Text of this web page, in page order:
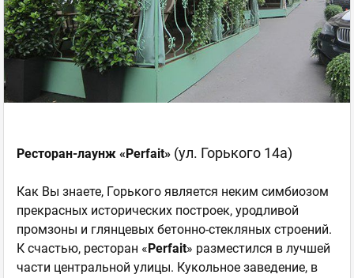
Ресторан-лаунж «Perfait» (ул. Горького 14а)
Как Вы знаете, Горького является неким симбиозом
прекрасных исторических построек, уродливой
промзоны и глянцевых бетонно-стекляных строений.
К счастью, ресторан « Perfait» разместился в лучшей
части центральной улицы. Кукольное заведение, в